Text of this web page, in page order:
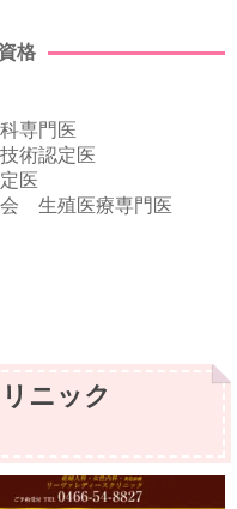
格
専門医
術認定医
医
会 生殖医療専門医
ニック